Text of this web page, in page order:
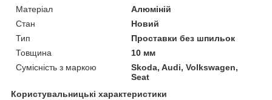
Матеріал
Алюміній
Стан
Новий
Тип
Проставки без шпильок
Товщина
10 мм
Сумісність з маркою
Skoda, Audi, Volkswagen,
Seat
Користувальницькі характеристики